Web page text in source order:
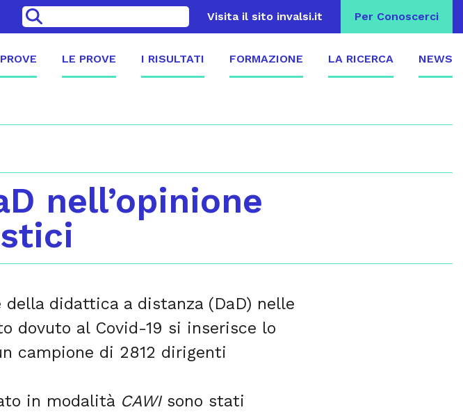
> Visita il sito invalsi.it Per Conoscerci
LE PROVE I RISULTATI FORMAZIONE LA RICERCA NEWS
nell’opinione
didattica a distanza (DaD) nelle
dovuto al Covid-19 si inserisce lo
campione di 2812 dirigenti
in modalità CAWI sono stati